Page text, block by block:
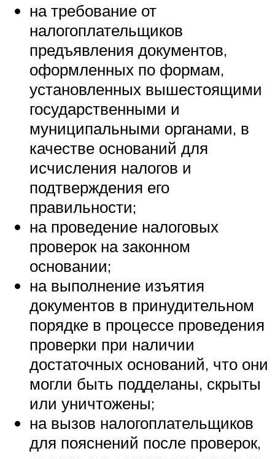
на требование от
налогоплательщиков
предъявления документов,
оформленных по формам,
установленных вышестоящими
государственными и
муниципальными органами, в
качестве оснований для
исчисления налогов и
подтверждения его
правильности;
на проведение налоговых
проверок на законном
основании;
на выполнение изъятия
документов в принудительном
порядке в процессе проведения
проверки при наличии
достаточных оснований, что они
могли быть подделаны, скрыты
или уничтожены;
на вызов налогоплательщиков
для пояснений после проверок,